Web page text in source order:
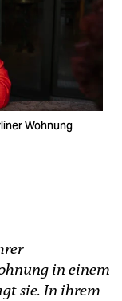
Wohnung
in einem
sie. In ihrem